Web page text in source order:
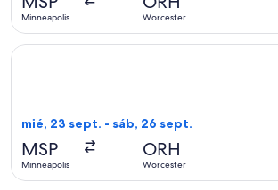
Minneapolis Worcester
mié, 23 sept. - sáb, 26 sept.
MSP
Minneapolis
ORH
Worcester
Seleccionar vuelo de American Airlines,